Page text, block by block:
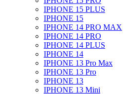
IPHONE 15 PLUS
IPHONE 15
IPHONE 14 PRO MAX
IPHONE 14 PRO
IPHONE 14 PLUS
IPHONE 14
IPHONE 13 Pro Max
IPHONE 13 Pro
IPHONE 13
IPHONE 13 Mini